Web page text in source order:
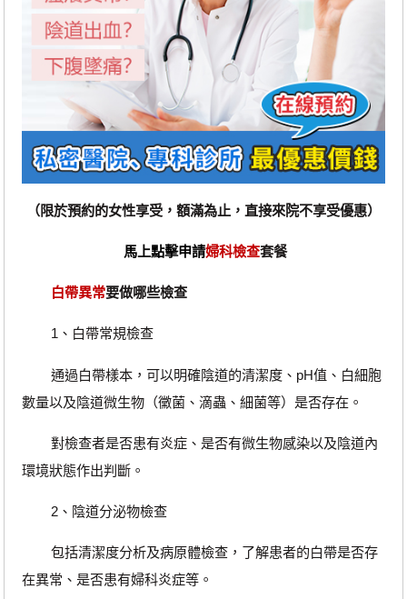
（限於預約的女性享受，額滿為止，直接來院不享受優惠）
馬上點擊申請婦科檢查套餐
白帶異常要做哪些檢查
1、白帶常規檢查
通過白帶樣本，可以明確陰道的清潔度、pH值、白細胞
數量以及陰道微生物（黴菌、滴蟲、細菌等）是否存在。
對檢查者是否患有炎症、是否有微生物感染以及陰道內
環境狀態作出判斷。
2、陰道分泌物檢查
包括清潔度分析及病原體檢查，了解患者的白帶是否存
在異常、是否患有婦科炎症等。